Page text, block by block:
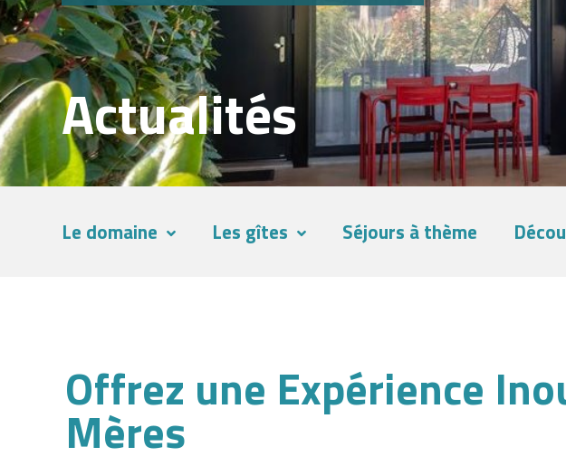
Actualités
Le domaine Les gîtes Séjours à thème
Offrez une Expérience
Mères